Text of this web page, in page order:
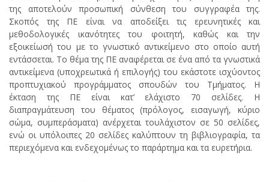
της αποτελούν προσωπική σύνθεση του συγγραφέα της.
Σκοπός της ΠΕ είναι να αποδείξει τις ερευνητικές και
μεθοδολογικές ικανότητες του φοιτητή, καθώς και την
εξοικείωσή του με το γνωστικό αντικείμενο στο οποίο αυτή
εντάσσεται. Το θέμα της ΠΕ αναφέρεται σε ένα από τα γνωστικά
αντικείμενα (υποχρεωτικά ή επιλογής) του εκάστοτε ισχύοντος
προπτυχιακού προγράμματος σπουδών του Τμήματος. Η
έκταση της ΠΕ είναι κατ’ ελάχιστο 70 σελίδες. Η
διαπραγμάτευση του θέματος (πρόλογος, εισαγωγή, κύριο
σώμα, συμπεράσματα) ανέρχεται τουλάχιστον σε 50 σελίδες,
ενώ οι υπόλοιπες 20 σελίδες καλύπτουν τη βιβλιογραφία, τα
περιεχόμενα και ενδεχομένως το παράρτημα και τα ευρετήρια.